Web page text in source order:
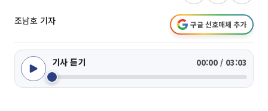
조남호 기자 구글 선호매체 추가
기사 듣기 00:00 / 03:03